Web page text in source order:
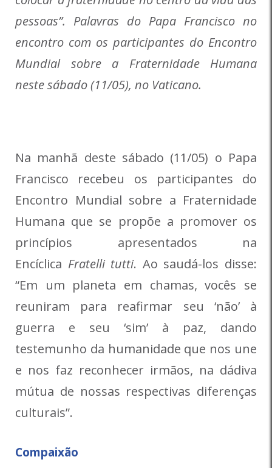
pessoas”. Palavras do Papa Francisco no
encontro com os participantes do Encontro
Mundial sobre a Fraternidade Humana
neste sábado (11/05), no Vaticano.
Na manhã deste sábado (11/05) o Papa
Francisco recebeu os participantes do
Encontro Mundial sobre a Fraternidade
Humana que se propõe a promover os
princípios apresentados na
Encíclica Fratelli tutti. Ao saudá-los disse:
“Em um planeta em chamas, vocês se
reuniram para reafirmar seu ‘não’ à
guerra e seu ‘sim’ à paz, dando
testemunho da humanidade que nos une
e nos faz reconhecer irmãos, na dádiva
mútua de nossas respectivas diferenças
culturais”.
Compaixão